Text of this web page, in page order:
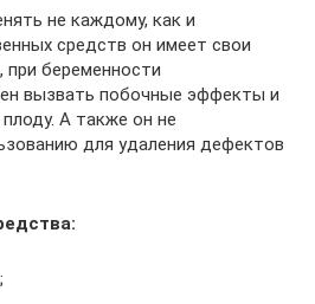
не каждому, как и
средств он имеет свои
при беременности
вызвать побочные эффекты и
А также он не
для удаления дефектов